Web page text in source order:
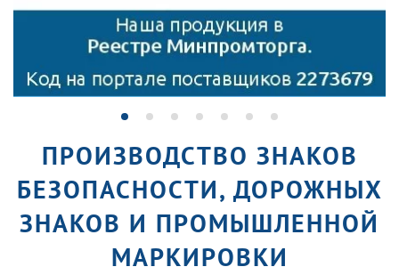
ПРОИЗВОДСТВО ЗНАКОВ
БЕЗОПАСНОСТИ, ДОРОЖНЫХ
ЗНАКОВ И ПРОМЫШЛЕННОЙ
МАРКИРОВКИ